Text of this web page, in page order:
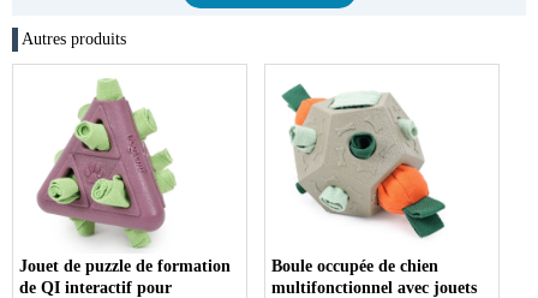
Autres produits
Jouet de puzzle de formation
de QI interactif pour
Boule occupée de chien
multifonctionnel avec jouets